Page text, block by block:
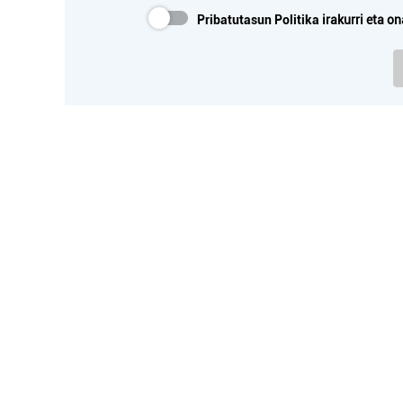
Pribatutasun Politika irakurri eta